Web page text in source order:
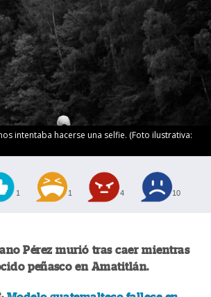
intentaba hacerse una selfie. (Foto ilustrativa:
1 1 4 10
Pérez murió tras caer mientras
peñasco en Amatitlán.